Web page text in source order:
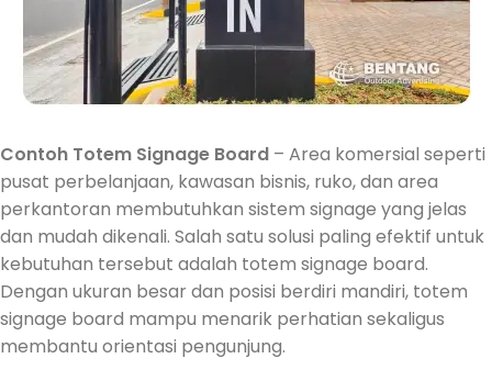
Contoh Totem Signage Board – Area komersial seperti
pusat perbelanjaan, kawasan bisnis, ruko, dan area
perkantoran membutuhkan sistem signage yang jelas
dan mudah dikenali. Salah satu solusi paling efektif untuk
kebutuhan tersebut adalah totem signage board.
Dengan ukuran besar dan posisi berdiri mandiri, totem
signage board mampu menarik perhatian sekaligus
membantu orientasi pengunjung.